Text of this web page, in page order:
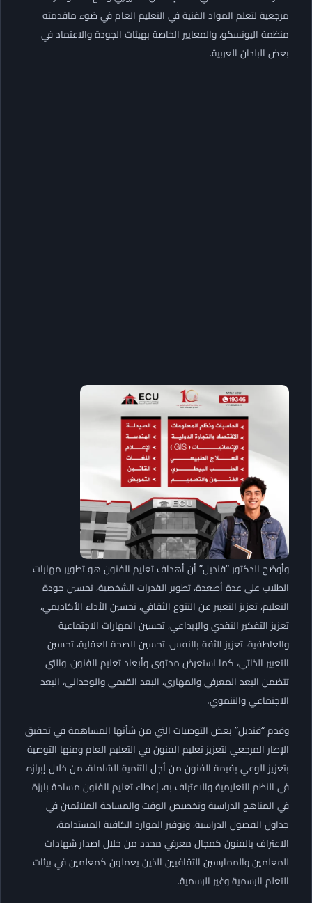
مرجعية لتعلم المواد الفنية في التعليم العام في ضوء ماقدمته
منظمة اليونسكو، والمعايير الخاصة بهيئات الجودة والاعتماد في
بعض البلدان العربية.
وأوضح الدكتور “قنديل” أن أهداف تعليم الفنون هو تطوير مهارات
الطلاب على عدة أصعدة، تطوير القدرات الشخصية، تحسين جودة
التعليم، تعزيز التعبير عن التنوع الثقافي، تحسين الأداء الأكاديمي،
تعزيز التفكير النقدي والإبداعي، تحسين المهارات الاجتماعية
والعاطفية، تعزيز الثقة بالنفس، تحسين الصحة العقلية، تحسين
التعبير الذاتي، كما استعرض محتوى وأبعاد تعليم الفنون، والتي
تتضمن البعد المعرفي والمهاري، البعد القيمي والوجداني، البعد
الاجتماعي والتنموي.
وقدم “قنديل” بعض التوصيات التي من شأنها المساهمة في تحقيق
الإطار المرجعي لتعزيز تعليم الفنون في التعليم العام ومنها التوصية
بتعزيز الوعي بقيمة الفنون من أجل التنمية الشاملة، من خلال إبرازه
في النظم التعليمية والاعتراف به، إعطاء تعليم الفنون مساحة بارزة
في المناهج الدراسية وتخصيص الوقت والمساحة الملائمين في
جداول الفصول الدراسية، وتوفير الموارد الكافية المستدامة،
الاعتراف بالفنون كمجال معرفي محدد من خلال اصدار شهادات
للمعلمين والممارسين الثقافيين الذين يعملون كمعلمين في بيئات
التعلم الرسمية وغير الرسمية.